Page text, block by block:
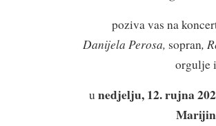
poziva vas na
Danijela Perosa, sopran,
orgulje
u nedjelju, 12. rujna